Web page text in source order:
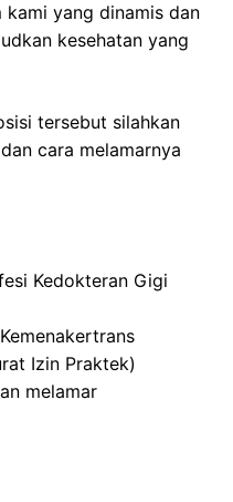
yang dinamis dan
kesehatan yang
tersebut silahkan
cara melamarnya
Kedokteran Gigi
Izin Praktek)
melamar